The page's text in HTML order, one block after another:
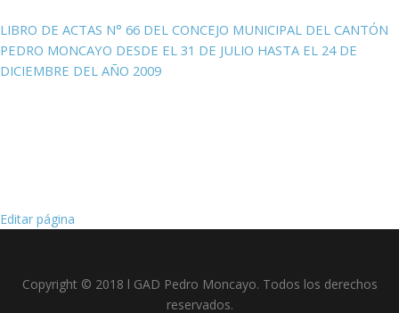
LIBRO DE ACTAS N° 66 DEL CONCEJO MUNICIPAL DEL CANTÓN
PEDRO MONCAYO DESDE EL 31 DE JULIO HASTA EL 24 DE
DICIEMBRE DEL AÑO 2009
Editar página
Copyright © 2018 l GAD Pedro Moncayo. Todos los derechos
reservados.